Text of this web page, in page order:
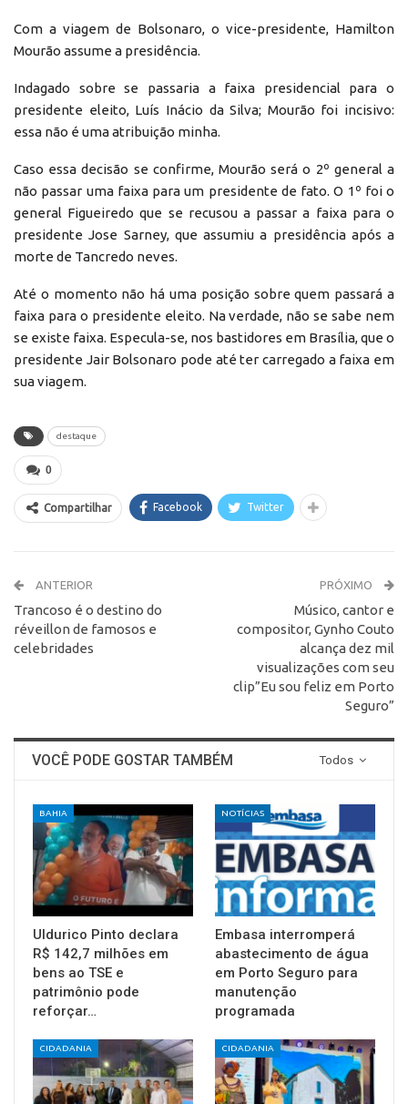
Com a viagem de Bolsonaro, o vice-presidente, Hamilton
Mourão assume a presidência.
Indagado sobre se passaria a faixa presidencial para o
presidente eleito, Luís Inácio da Silva; Mourão foi incisivo:
essa não é uma atribuição minha.
Caso essa decisão se confirme, Mourão será o 2º general a
não passar uma faixa para um presidente de fato. O 1º foi o
general Figueiredo que se recusou a passar a faixa para o
presidente Jose Sarney, que assumiu a presidência após a
morte de Tancredo neves.
Até o momento não há uma posição sobre quem passará a
faixa para o presidente eleito. Na verdade, não se sabe nem
se existe faixa. Especula-se, nos bastidores em Brasília, que o
presidente Jair Bolsonaro pode até ter carregado a faixa em
sua viagem.
destaque
0
Compartilhar Facebook Twitter
ANTERIOR
Trancoso é o destino do
réveillon de famosos e
celebridades
PRÓXIMO
Músico, cantor e
compositor, Gynho Couto
alcança dez mil
visualizações com seu
clip”Eu sou feliz em Porto
Seguro”
Todos
VOCÊ PODE GOSTAR TAMBÉM
BAHIA
Uldurico Pinto declara
R$ 142,7 milhões em
bens ao TSE e
patrimônio pode
reforçar…
NOTÍCIAS
Embasa interromperá
abastecimento de água
em Porto Seguro para
manutenção
programada
CIDADANIA CIDADANIA